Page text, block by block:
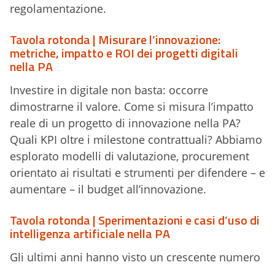
regolamentazione.
Tavola rotonda | Misurare l’innovazione:
metriche, impatto e ROI dei progetti digitali
nella PA
Investire in digitale non basta: occorre
dimostrarne il valore. Come si misura l’impatto
reale di un progetto di innovazione nella PA?
Quali KPI oltre i milestone contrattuali? Abbiamo
esplorato modelli di valutazione, procurement
orientato ai risultati e strumenti per difendere – e
aumentare – il budget all’innovazione.
Tavola rotonda | Sperimentazioni e casi d’uso di
intelligenza artificiale nella PA
Gli ultimi anni hanno visto un crescente numero